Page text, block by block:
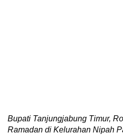
Bupati Tanjungjabung Timur,
Ramadan di Kelurahan Nipah